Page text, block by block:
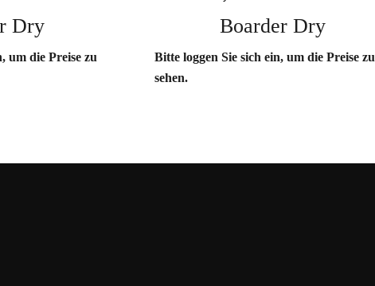
Dry
um die Preise zu
Boarder Dry
Bitte loggen Sie sich ein, um die Preise zu
sehen.